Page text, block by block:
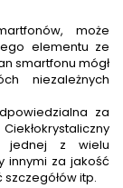
może
elementu ze
smartfonu mógł
niezależnych
za
jednej z wielu
innymi za jakość
itp.